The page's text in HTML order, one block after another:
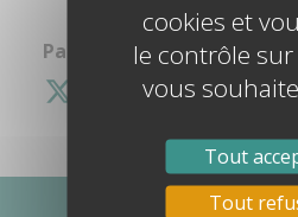
Partagez cette
cookies et
le contrôle
vous
Tout
Tout